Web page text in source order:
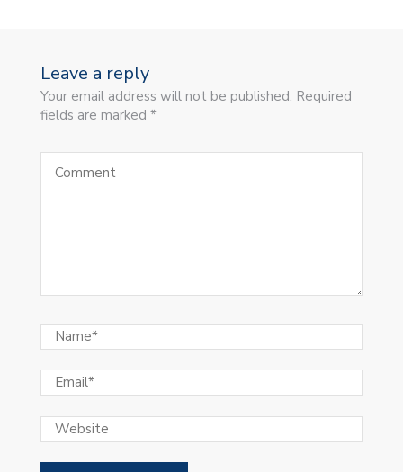
Leave a reply
Your email address will not be published. Required
fields are marked *